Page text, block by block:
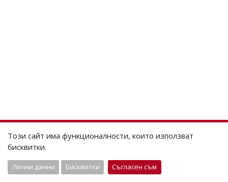
Този сайт има функционалности, които използват
бисквитки.
Лични данни Бисквитки Съгласен съм